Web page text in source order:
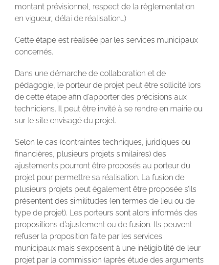
montant prévisionnel, respect de la règlementation
en vigueur, délai de réalisation…)
Cette étape est réalisée par les services municipaux
concernés.
Dans une démarche de collaboration et de
pédagogie, le porteur de projet peut être sollicité lors
de cette étape afin d’apporter des précisions aux
techniciens. Il peut être invité à se rendre en mairie ou
sur le site envisagé du projet.
Selon le cas (contraintes techniques, juridiques ou
financières, plusieurs projets similaires) des
ajustements pourront être proposés au porteur du
projet pour permettre sa réalisation. La fusion de
plusieurs projets peut également être proposée s’ils
présentent des similitudes (en termes de lieu ou de
type de projet). Les porteurs sont alors informés des
propositions d’ajustement ou de fusion. Ils peuvent
refuser la proposition faite par les services
municipaux mais s’exposent à une inéligibilité de leur
projet par la commission (après étude des arguments